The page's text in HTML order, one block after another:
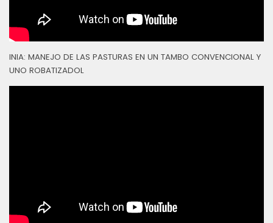
INIA: MANEJO DE LAS PASTURAS EN UN TAMBO CONVENCIONAL Y
UNO ROBATIZADOL